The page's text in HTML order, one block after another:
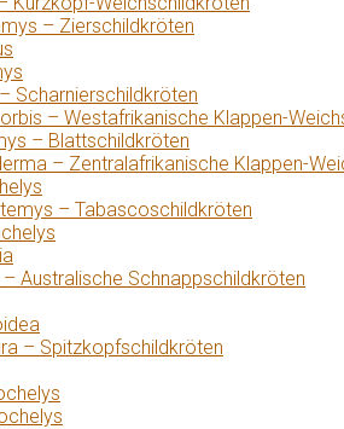
– Zierschildkröten
Scharnierschildkröten
– Westafrikanische Klappen-
– Blattschildkröten
– Zentralafrikanische Klappen-
– Tabascoschildkröten
– Australische Schnappschildkröten
– Spitzkopfschildkröten